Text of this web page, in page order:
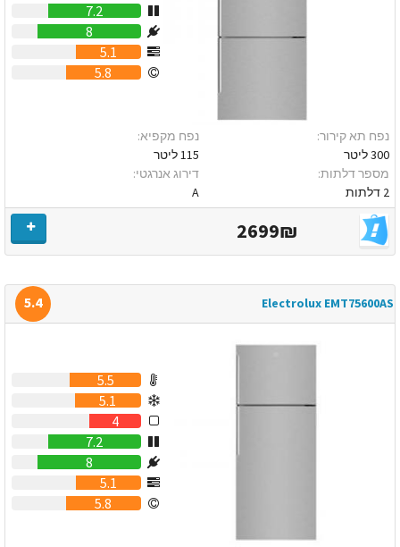
7.2
8
5.1
5.8
נפח תא קירור:
300 ליטר
מספר דלתות:
2 דלתות
נפח מקפיא:
115 ליטר
דירוג אנרגטי:
A
2699₪
Electrolux EMT75600AS
5.4
5.5
5.1
4
7.2
8
5.1
5.8